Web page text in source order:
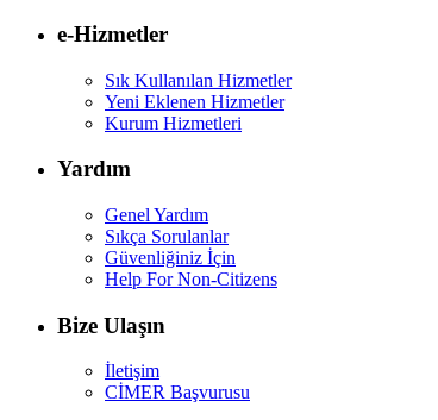
e-Hizmetler
Sık Kullanılan Hizmetler
Yeni Eklenen Hizmetler
Kurum Hizmetleri
Yardım
Genel Yardım
Sıkça Sorulanlar
Güvenliğiniz İçin
Help For Non-Citizens
Bize Ulaşın
İletişim
CİMER Başvurusu